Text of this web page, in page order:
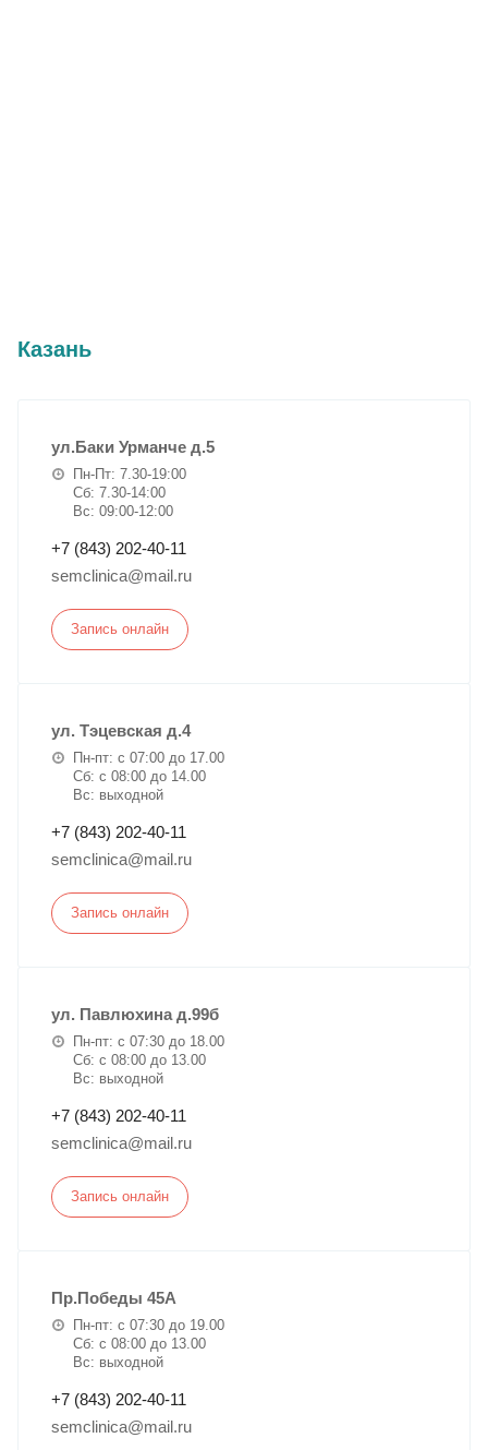
Казань
ул.Баки Урманче д.5
Пн-Пт: 7.30-19:00
Сб: 7.30-14:00
Вс: 09:00-12:00
+7 (843) 202-40-11
semclinica@mail.ru
Запись онлайн
ул. Тэцевская д.4
Пн-пт: с 07:00 до 17.00
Сб: с 08:00 до 14.00
Вс: выходной
+7 (843) 202-40-11
semclinica@mail.ru
Запись онлайн
ул. Павлюхина д.99б
Пн-пт: с 07:30 до 18.00
Сб: с 08:00 до 13.00
Вс: выходной
+7 (843) 202-40-11
semclinica@mail.ru
Запись онлайн
Пр.Победы 45А
Пн-пт: с 07:30 до 19.00
Сб: с 08:00 до 13.00
Вс: выходной
+7 (843) 202-40-11
semclinica@mail.ru